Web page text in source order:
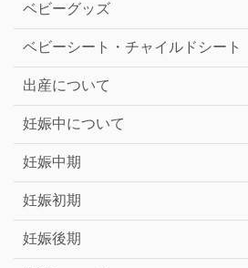
ベビーグッズ
ベビーシート・チャイルドシート
出産について
妊娠中について
妊娠中期
妊娠初期
妊娠後期